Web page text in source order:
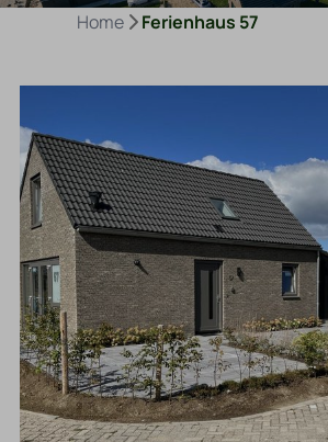
Home Ferienhaus 57